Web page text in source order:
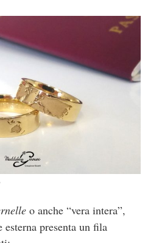
o anche “vera intera”,
presenta un fila